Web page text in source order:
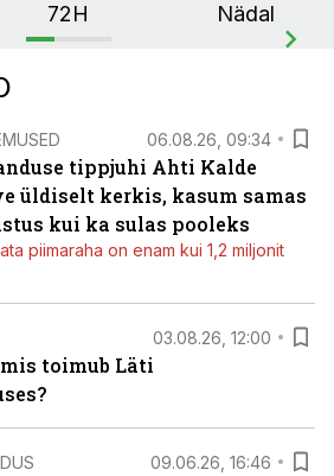
72H Nädal
06.08.26, 09:34
tippjuhi Ahti Kalde
üldiselt kerkis, kasum samas
kui ka sulas pooleks
piimaraha on enam kui 1,2 miljonit
03.08.26, 12:00
toimub Läti
09.06.26, 16:46